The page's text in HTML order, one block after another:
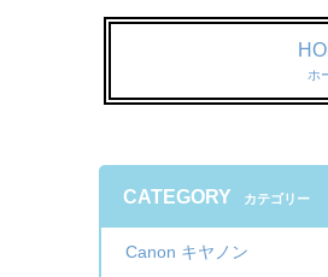
ホ
CATEGORY カテゴリー
Canon キヤノン